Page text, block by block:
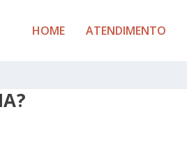
HOME ATENDIMENTO